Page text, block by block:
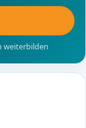
weiterbilden